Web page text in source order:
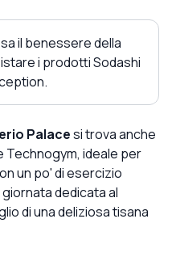
il benessere della
i prodotti Sodashi
Palacesi trova anche
Technogym, ideale per
un po' di esercizio
dedicata al
di una deliziosa tisana